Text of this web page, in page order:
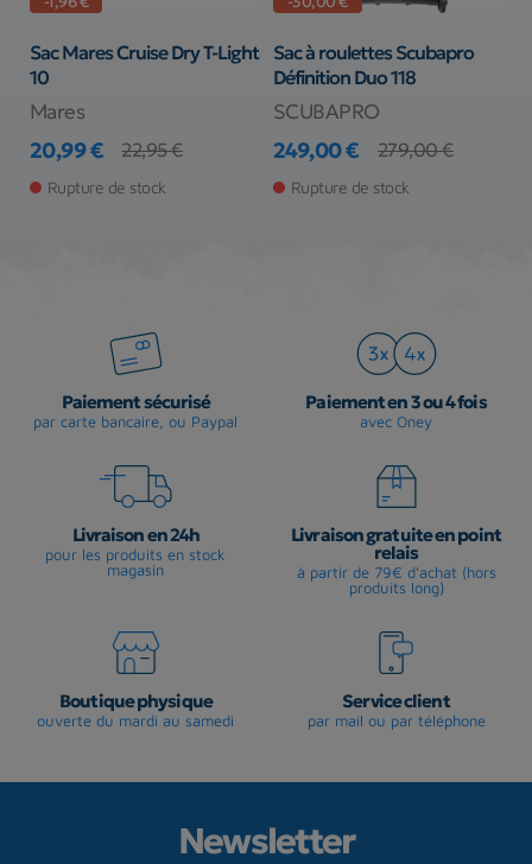
Sac Mares Cruise Dry T-Light
10
Mares
Prix
20,99 €
Prix de base
22,95 €
Rupture de stock
Sac à roulettes Scubapro
Définition Duo 118
SCUBAPRO
Prix
249,00 €
Prix de base
279,00 €
Rupture de stock
Paiement sécurisé
par carte bancaire, ou Paypal
Paiement en 3 ou 4 fois
avec Oney
Livraison en 24h
pour les produits en stock
magasin
Livraison gratuite en point
relais
à partir de 79€ d'achat (hors
produits long)
Boutique physique
ouverte du mardi au samedi
Service client
par mail ou par téléphone
Newsletter